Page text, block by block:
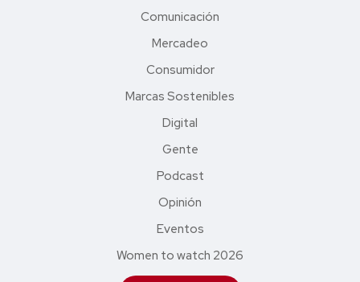
Comunicación
Mercadeo
Consumidor
Marcas Sostenibles
Digital
Gente
Podcast
Opinión
Eventos
Women to watch 2026